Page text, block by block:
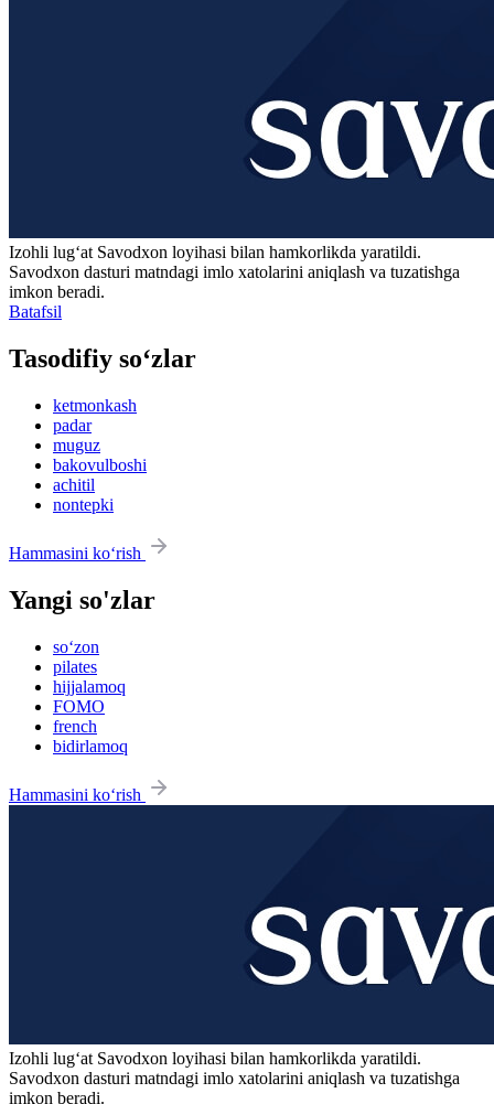
Izohli lugʻat Savodxon loyihasi bilan hamkorlikda yaratildi.
Savodxon dasturi matndagi imlo xatolarini aniqlash va tuzatishga
imkon beradi.
Batafsil
Tasodifiy so‘zlar
ketmonkash
padar
muguz
bakovulboshi
achitil
nontepki
Hammasini ko‘rish
Yangi so'zlar
so‘zon
pilates
hijjalamoq
FOMO
french
bidirlamoq
Hammasini ko‘rish
Izohli lugʻat Savodxon loyihasi bilan hamkorlikda yaratildi.
Savodxon dasturi matndagi imlo xatolarini aniqlash va tuzatishga
imkon beradi.